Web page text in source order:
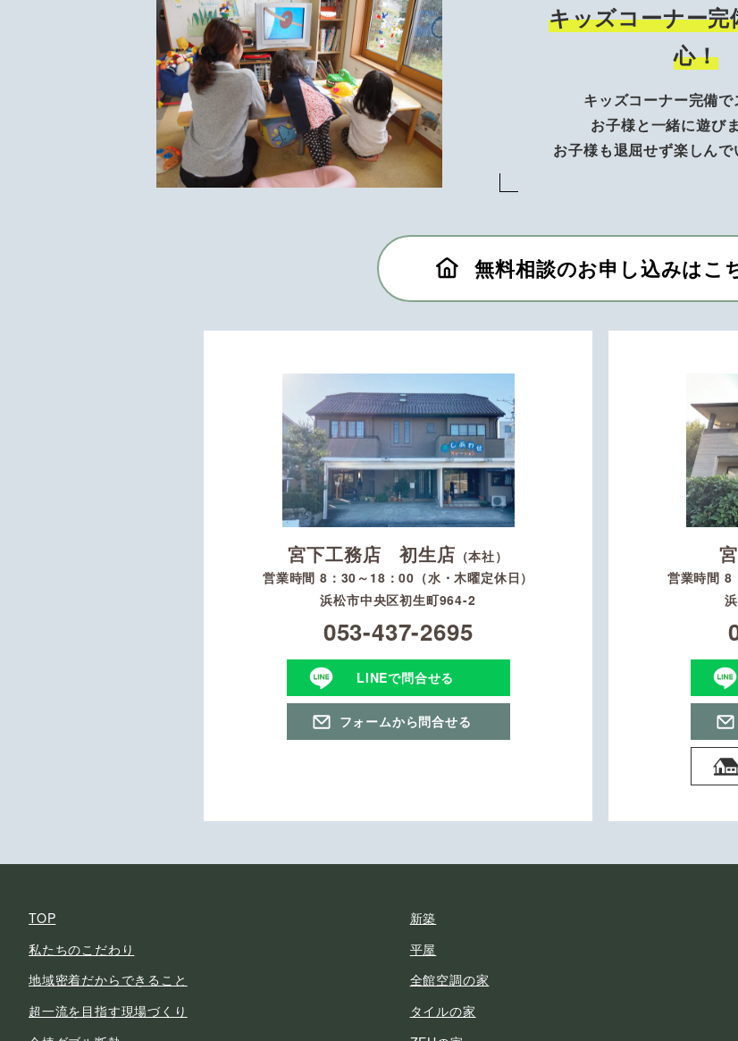
キッズコーナー
心！
キッズコーナー完備
お子様と一緒に遊び
お子様も退屈せず楽しんで
無料相談のお申し込みはこ
宮下工務店 初生店 （本社）
営業時間 8：30～18：00（水・木曜定休日）
浜松市中央区初生町964-2
053-437-2695
LINEで問合せる
フォームから問合せる
営業時間 8
TOP
私たちのこだわり
地域密着だからできること
超一流を目指す現場づくり
新築
平屋
全館空調の家
タイルの家